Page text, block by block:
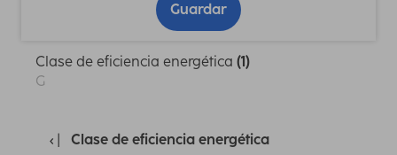
Guardar
Clase de eficiencia energética (1)
G
Clase de eficiencia energética